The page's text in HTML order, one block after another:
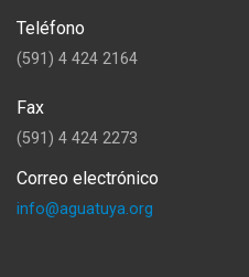
Teléfono
(591) 4 424 2164
Fax
(591) 4 424 2273
Correo electrónico
info@aguatuya.org